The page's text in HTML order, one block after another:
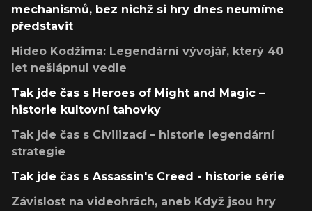
mechanismů, bez nichž si hry dnes neumíme
představit
Hideo Kodžima: Legendární vývojář, který 40
let nešlápnul vedle
Tak jde čas s Heroes of Might and Magic –
historie kultovní tahovky
Tak jde čas s Civilizací – historie legendární
strategie
Tak jde čas s Assassin's Creed - historie série
Závislost na videohrách, aneb Když jsou hry